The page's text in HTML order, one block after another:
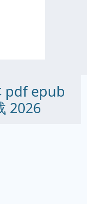
pdf epub
2026